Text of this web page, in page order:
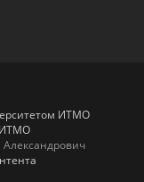
ИТМО
ИТМО